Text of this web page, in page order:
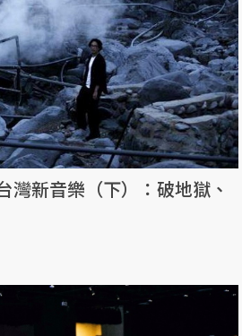
灣新音樂（下）：破地獄、